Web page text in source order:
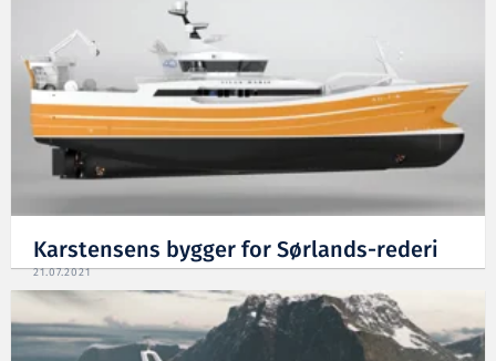
Karstensens bygger for Sørlands-rederi
21.07.2021